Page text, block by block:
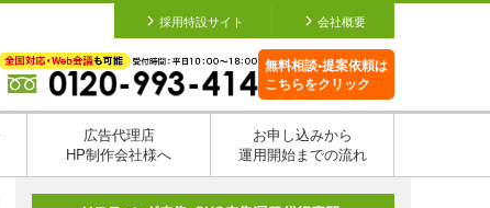
採用特設サイト 会社概要
無料相談•提案依頼は
こちらをクリック
広告代理店
HP制作会社様へ
お申し込みから
運用開始までの流れ